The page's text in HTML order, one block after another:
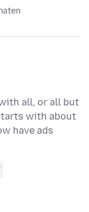
all, or all but
with about
have ads